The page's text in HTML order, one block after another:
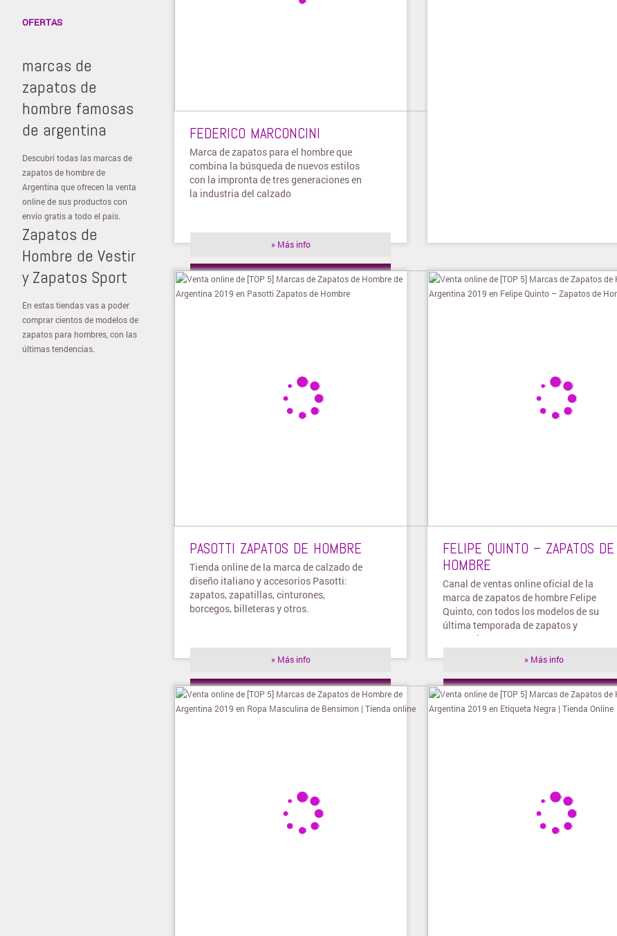
OFERTAS
marcas de
zapatos de
hombre famosas
de argentina
Descubrí todas las marcas de
zapatos de hombre de
Argentina que ofrecen la venta
online de sus productos con
envío gratis a todo el país.
Zapatos de
Hombre de Vestir
y Zapatos Sport
En estas tiendas vas a poder
comprar cientos de modelos de
zapatos para hombres, con las
últimas tendencias.
FEDERICO MARCONCINI
Marca de zapatos para el hombre que
combina la búsqueda de nuevos estilos
con la impronta de tres generaciones en
la industria del calzado
» Más info
» Visitar tienda
PASOTTI ZAPATOS DE HOMBRE
Tienda online de la marca de calzado de
diseño italiano y accesorios Pasotti:
zapatos, zapatillas, cinturones,
borcegos, billeteras y otros.
» Más info
» Visitar tienda
FELIPE QUINTO – ZAPATOS DE
HOMBRE
Canal de ventas online oficial de la
marca de zapatos de hombre Felipe
Quinto, con todos los modelos de su
última temporada de zapatos y
accesorios
» Más info
» Visitar tienda